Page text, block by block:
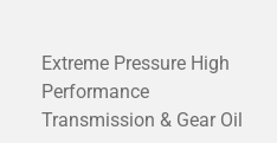
Extreme Pressure High
Performance
Transmission & Gear Oil